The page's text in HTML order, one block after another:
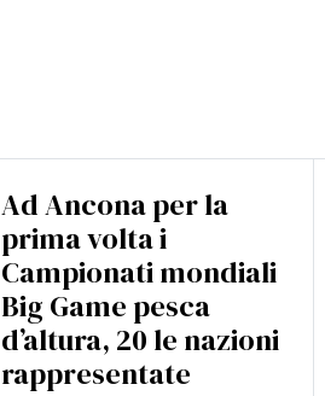
Ad Ancona per la
prima volta i
Campionati mondiali
Big Game pesca
d’altura, 20 le nazioni
rappresentate